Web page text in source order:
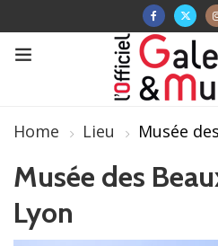
Home Lieu Musée
Musée des
Lyon